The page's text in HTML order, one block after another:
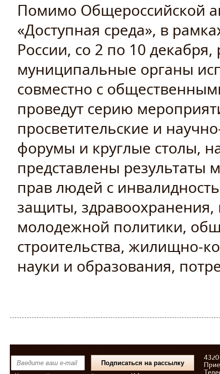
Помимо Общероссийской
«Доступная среда», в
России, со 2 по 10
муниципальные органы
совместно с
проведут серию
просветительские и
форумы и круглые столы,
представлены результаты
прав людей с
защиты, здравоохранения,
молодежной политики,
строительства, жилищно-
науки и образования,